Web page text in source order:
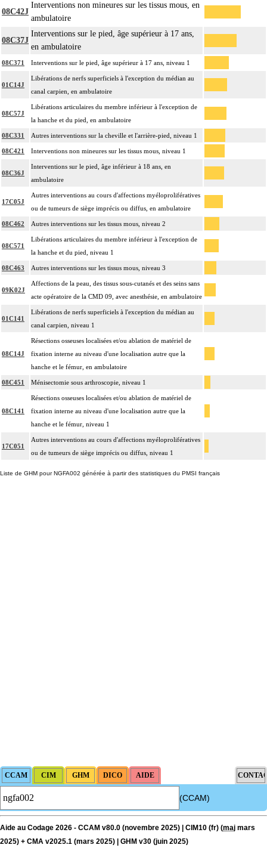
08C42J
Interventions non mineures sur les tissus mous, en
ambulatoire
08C37J
Interventions sur le pied, âge supérieur à 17 ans,
en ambulatoire
08C371 Interventions sur le pied, âge supérieur à 17 ans, niveau 1
01C14J
Libérations de nerfs superficiels à l'exception du médian au
canal carpien, en ambulatoire
08C57J
Libérations articulaires du membre inférieur à l'exception de
la hanche et du pied, en ambulatoire
08C331 Autres interventions sur la cheville et l'arrière-pied, niveau 1
08C421 Interventions non mineures sur les tissus mous, niveau 1
08C36J
Interventions sur le pied, âge inférieur à 18 ans, en
ambulatoire
17C05J
Autres interventions au cours d'affections myéloprolifératives
ou de tumeurs de siège imprécis ou diffus, en ambulatoire
08C462 Autres interventions sur les tissus mous, niveau 2
08C571
Libérations articulaires du membre inférieur à l'exception de
la hanche et du pied, niveau 1
08C463 Autres interventions sur les tissus mous, niveau 3
09K02J
Affections de la peau, des tissus sous-cutanés et des seins sans
acte opératoire de la CMD 09, avec anesthésie, en ambulatoire
01C141
Libérations de nerfs superficiels à l'exception du médian au
canal carpien, niveau 1
08C14J
Résections osseuses localisées et/ou ablation de matériel de
fixation interne au niveau d'une localisation autre que la
hanche et le fémur, en ambulatoire
08C451 Ménisectomie sous arthroscopie, niveau 1
08C141
Résections osseuses localisées et/ou ablation de matériel de
fixation interne au niveau d'une localisation autre que la
hanche et le fémur, niveau 1
17C051
Autres interventions au cours d'affections myéloprolifératives
ou de tumeurs de siège imprécis ou diffus, niveau 1
Liste de GHM pour NGFA002 générée à partir des statistiques du PMSI français
(CCAM)
Aide au Codage 2026 - CCAM v80.0 (novembre 2025) | CIM10 (fr) (maj mars
2025) + CMA v2025.1 (mars 2025) | GHM v30 (juin 2025)